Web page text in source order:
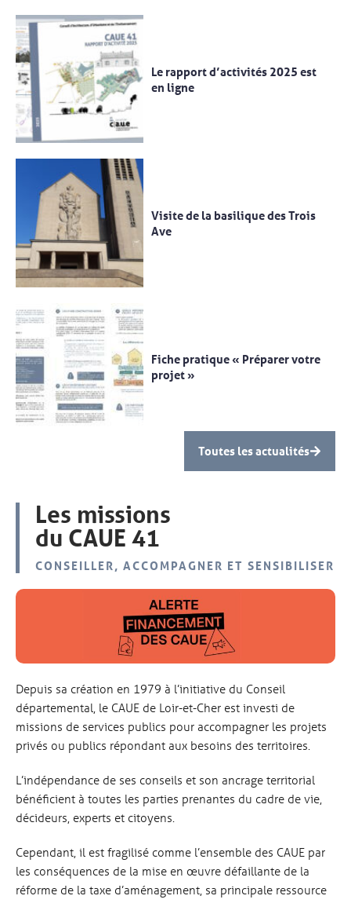
Le rapport d’activités 2025 est
en ligne
Visite de la basilique des Trois
Ave
Fiche pratique « Préparer votre
projet »
Toutes les actualités
Les missions
du CAUE 41
CONSEILLER, ACCOMPAGNER ET SENSIBILISER
Depuis sa création en 1979 à l’initiative du Conseil
départemental, le CAUE de Loir-et-Cher est investi de
missions de services publics pour accompagner les projets
privés ou publics répondant aux besoins des territoires.
L’indépendance de ses conseils et son ancrage territorial
bénéficient à toutes les parties prenantes du cadre de vie,
décideurs, experts et citoyens.
Cependant, il est fragilisé comme l’ensemble des CAUE par
les conséquences de la mise en œuvre défaillante de la
réforme de la taxe d’aménagement, sa principale ressource